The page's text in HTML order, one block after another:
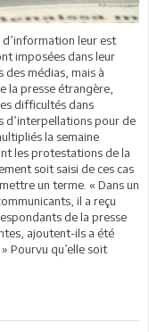
d’information leur est
imposées dans leur
médias, mais à
la presse étrangère,
difficultés dans
d’interpellations pour de
la semaine
les protestations de la
soit saisi de ces cas
un terme. « Dans un
il a reçu
de la presse
ajoutent-ils a été
Pourvu qu’elle soit